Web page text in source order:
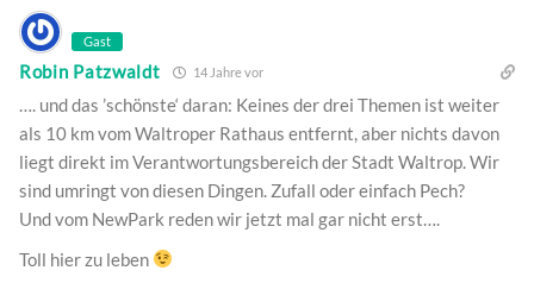
Gast
Robin Patzwaldt 14 Jahre vor
…. und das ’schönste‘ daran: Keines der drei Themen ist weiter
als 10 km vom Waltroper Rathaus entfernt, aber nichts davon
liegt direkt im Verantwortungsbereich der Stadt Waltrop. Wir
sind umringt von diesen Dingen. Zufall oder einfach Pech?
Und vom NewPark reden wir jetzt mal gar nicht erst….
Toll hier zu leben